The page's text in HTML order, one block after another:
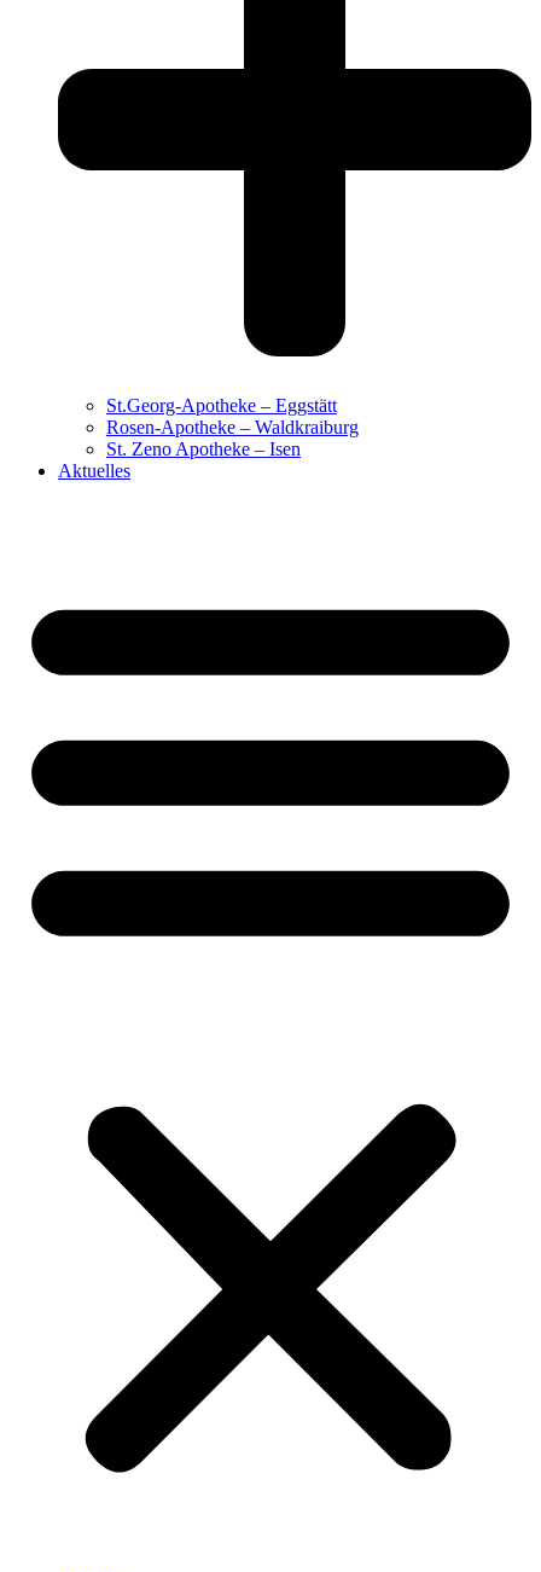
St.Georg-Apotheke – Eggstätt
Rosen-Apotheke – Waldkraiburg
St. Zeno Apotheke – Isen
Aktuelles